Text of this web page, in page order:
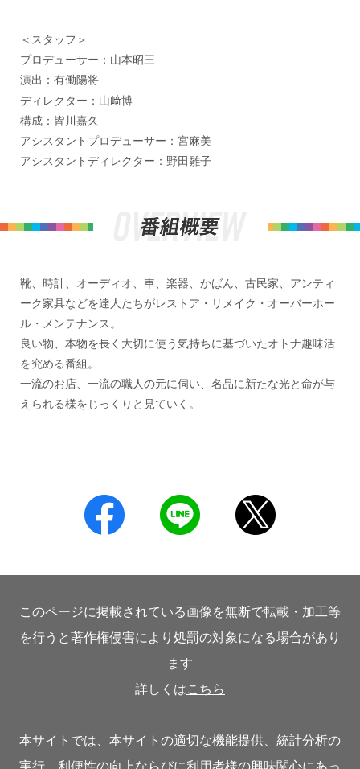
＜スタッフ＞
プロデューサー：山本昭三
演出：有働陽将
ディレクター：山﨑博
構成：皆川嘉久
アシスタントプロデューサー：宮麻美
アシスタントディレクター：野田雛子
靴、時計、オーディオ、車、楽器、かばん、古民家、アンティ
ーク家具などを達人たちがレストア・リメイク・オーバーホー
ル・メンテナンス。
良い物、本物を長く大切に使う気持ちに基づいたオトナ趣味活
を究める番組。
一流のお店、一流の職人の元に伺い、名品に新たな光と命が与
えられる様をじっくりと見ていく。
このページに掲載されている画像を無断で転載・加工等
を行うと著作権侵害により処罰の対象になる場合があり
ます
詳しくはこちら
本サイトでは、本サイトの適切な機能提供、統計分析の